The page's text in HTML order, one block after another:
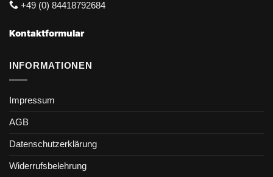
+49 (0) 84418792684
Kontaktformular
INFORMATIONEN
Impressum
AGB
Datenschutzerklärung
Widerrufsbelehrung